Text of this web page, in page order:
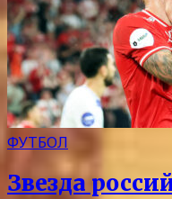
ФУТБОЛ
Звезда